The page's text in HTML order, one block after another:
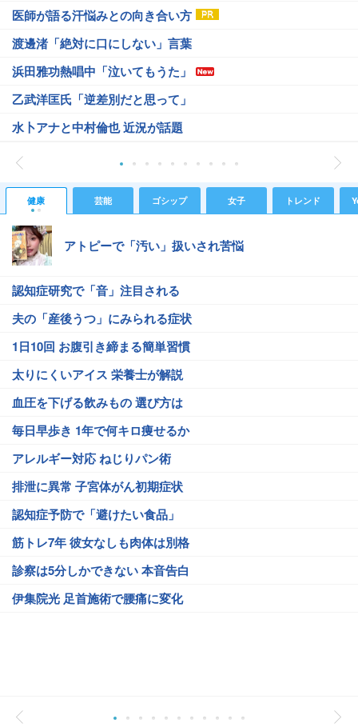
医師が語る汗悩みとの向き合い方
渡邊渚「絶対に口にしない」言葉
浜田雅功熱唱中「泣いてもうた」
乙武洋匡氏「逆差別だと思って」
水卜アナと中村倫也 近況が話題
健康 芸能 ゴシップ 女子 トレンド
アトピーで「汚い」扱いされ苦悩
認知症研究で「音」注目される
夫の「産後うつ」にみられる症状
1日10回 お腹引き締まる簡単習慣
太りにくいアイス 栄養士が解説
血圧を下げる飲みもの 選び方は
毎日早歩き 1年で何キロ痩せるか
アレルギー対応 ねじりパン術
排泄に異常 子宮体がん初期症状
認知症予防で「避けたい食品」
筋トレ7年 彼女なしも肉体は別格
診察は5分しかできない 本音告白
伊集院光 足首施術で腰痛に変化